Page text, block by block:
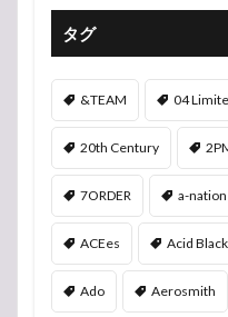
タグ
&TEAM 04
20th Century
7ORDER a-nation
ACEes Acid
Ado Aerosmith